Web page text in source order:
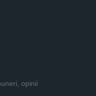
opinii